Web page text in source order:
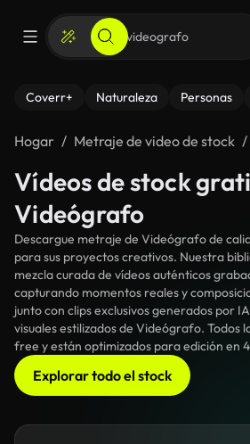
Coverr+ Naturaleza Personas
Hogar Metraje de video de stock
Vídeos de stock
Videógrafo
Descargue metraje de Videógrafo de
para sus proyectos creativos. Nuestra
mezcla curada de vídeos auténticos
capturando momentos reales y
junto con clips exclusivos generados por
visuales estilizados de Videógrafo. Todos
free y están optimizados para edición en
Explorar todo el stock